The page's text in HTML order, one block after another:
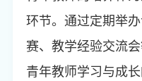
环节。通过定期举
赛、教学经验交流
青年教师学习与成